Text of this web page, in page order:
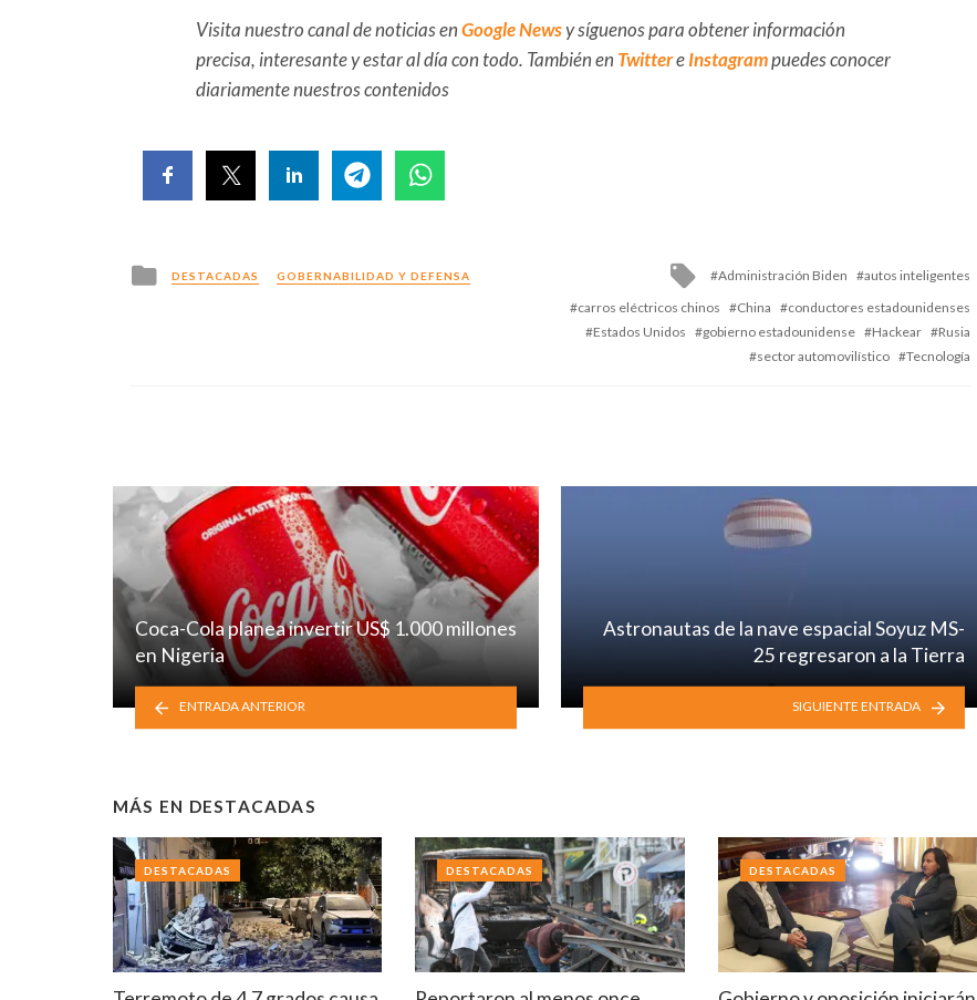
Visita nuestro canal de noticias enGoogle Newsy síguenos para obtener información
precisa, interesante y estar al día con todo. También en TwittereInstagrampuedes conocer
diariamente nuestros contenidos
Posted
in
DESTACADAS GOBERNABILIDAD Y DEFENSA
Tagged
with
Administración Biden
autos inteligentes
carros eléctricos chinos
China
conductores estadounidenses
Estados Unidos
gobierno estadounidense Hackear
Rusia
sector automovilístico
Tecnología
Coca-Cola planea invertir US$ 1.000 millones
en Nigeria
ENTRADA ANTERIOR
Astronautas de la nave espacial Soyuz MS-
25 regresaron a la Tierra
SIGUIENTE ENTRADA
MÁS EN DESTACADAS
DESTACADAS DESTACADAS DESTACADAS